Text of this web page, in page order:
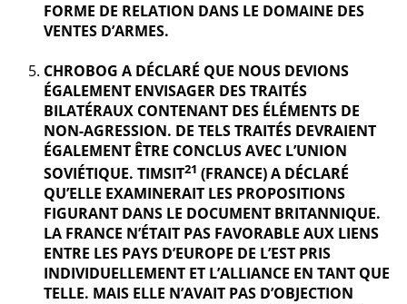
FORME DE RELATION DANS LE DOMAINE DES
VENTES D’ARMES.
CHROBOG A DÉCLARÉ QUE NOUS DEVIONS
ÉGALEMENT ENVISAGER DES TRAITÉS
BILATÉRAUX CONTENANT DES ÉLÉMENTS DE
NON-AGRESSION. DE TELS TRAITÉS DEVRAIENT
ÉGALEMENT ÊTRE CONCLUS AVEC L’UNION
SOVIÉTIQUE. TIMSIT21 (FRANCE) A DÉCLARÉ
QU’ELLE EXAMINERAIT LES PROPOSITIONS
FIGURANT DANS LE DOCUMENT BRITANNIQUE.
LA FRANCE N’ÉTAIT PAS FAVORABLE AUX LIENS
ENTRE LES PAYS D’EUROPE DE L’EST PRIS
INDIVIDUELLEMENT ET L’ALLIANCE EN TANT QUE
TELLE. MAIS ELLE N’AVAIT PAS D’OBJECTION